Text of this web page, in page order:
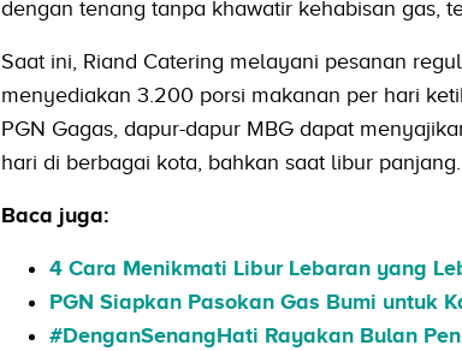
dengan tenang tanpa khawatir kehabisan gas,
Saat ini, Riand Catering melayani pesanan
menyediakan 3.200 porsi makanan per hari
PGN Gagas, dapur-dapur MBG dapat
hari di berbagai kota, bahkan saat libur panjang.
Baca juga:
4 Cara Menikmati Libur Lebaran yang
PGN Siapkan Pasokan Gas Bumi untuk
#DenganSenangHati Rayakan Bulan